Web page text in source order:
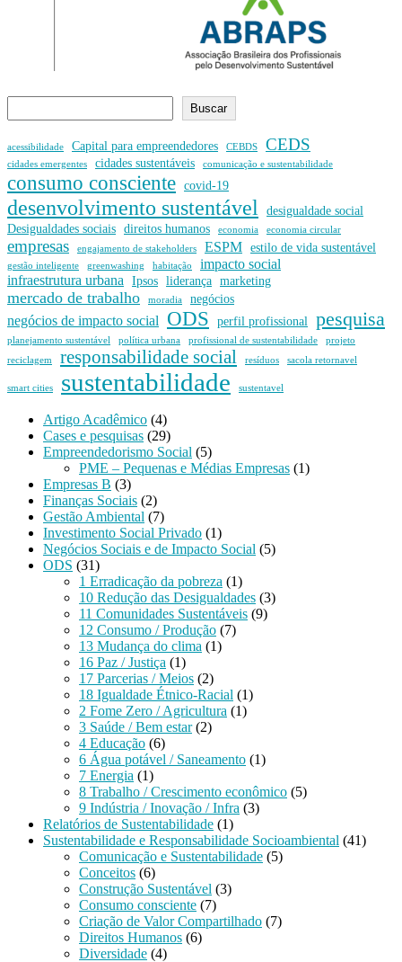
Buscar
acessibilidade Capital para empreendedores CEBDS CEDS
cidades emergentes cidades sustentáveis comunicação e sustentabilidade
consumo consciente covid-19
desenvolvimento sustentável
desigualdade social
Desigualdades sociais direitos humanos economia economia circular
empresas engajamento de stakeholders ESPM estilo de vida sustentável
gestão inteligente greenwashing habitação
impacto social
infraestrutura urbana
Ipsos liderança marketing
mercado de trabalho moradia negócios
negócios de impacto social ODS perfil profissional pesquisa
planejamento sustentável política urbana profissional de sustentabilidade
projeto
reciclagem
responsabilidade social resíduos sacola retornavel
smart cities sustentabilidade sustentavel
Artigo Acadêmico (4)
Cases e pesquisas (29)
Empreendedorismo Social (5)
PME – Pequenas e Médias Empresas (1)
Empresas B (3)
Finanças Sociais (2)
Gestão Ambiental (7)
Investimento Social Privado (1)
Negócios Sociais e de Impacto Social (5)
ODS (31)
1 Erradicação da pobreza (1)
10 Redução das Desigualdades (3)
11 Comunidades Sustentáveis (9)
12 Consumo / Produção (7)
13 Mudança do clima (1)
16 Paz / Justiça (1)
17 Parcerias / Meios (2)
18 Igualdade Étnico-Racial (1)
2 Fome Zero / Agricultura (1)
3 Saúde / Bem estar(2)
4 Educação (6)
6 Água potável / Saneamento (1)
7 Energia (1)
8 Trabalho / Crescimento econômico (5)
9 Indústria / Inovação / Infra (3)
Relatórios de Sustentabilidade (1)
Sustentabilidade e Responsabilidade Socioambiental (41)
Comunicação e Sustentabilidade (5)
Conceitos (6)
Construção Sustentável (3)
Consumo consciente (7)
Criação de Valor Compartilhado (7)
Direitos Humanos (6)
Diversidade (4)